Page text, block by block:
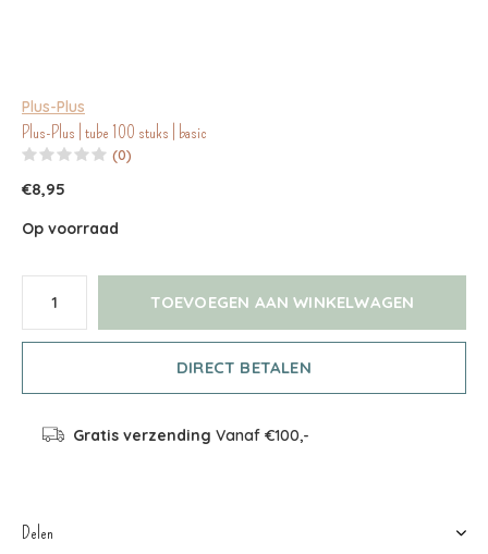
Plus-Plus
Plus-Plus | tube 100 stuks | basic
(0)
€8,95
Op voorraad
TOEVOEGEN AAN WINKELWAGEN
DIRECT BETALEN
Gratis verzending Vanaf €100,-
Delen